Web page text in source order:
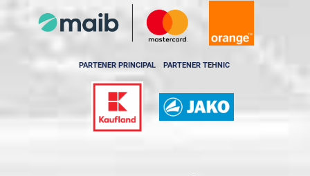
PARTENER PRINCIPAL PARTENER TEHNIC